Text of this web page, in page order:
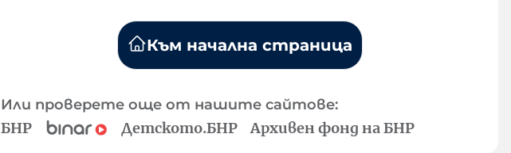
Към начална страница
Или проверете още от нашите сайтове:
БНР Детското.БНР Архивен фонд на БНР